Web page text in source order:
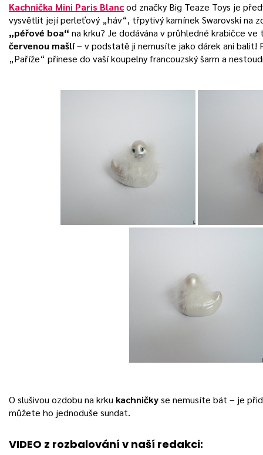
Kachnička Mini Paris Blancod značky Big Teaze Toys je
vysvětlit její perleťový „háv“, třpytivý kamínek Swarovski na
„péřové boa“ na krku? Je dodávána v průhledné krabičce
červenou mašlí– v podstatě ji nemusíte jako dárek ani balit!
„Paříže“ přinese do vaší koupelny francouzský šarm a
O slušivou ozdobu na krku kachničkyse nemusíte bát – je
můžete ho jednoduše sundat.
VIDEO z rozbalování v naší redakci: